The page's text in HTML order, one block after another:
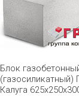
Блок
(газосиликатный)
Калуга